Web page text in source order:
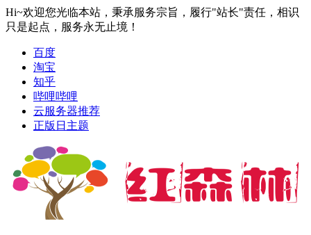
Hi~欢迎您光临本站，秉承服务宗旨，履行"站长"责任，相识
只是起点，服务永无止境！
百度
淘宝
知乎
哔哩哔哩
云服务器推荐
正版日主题